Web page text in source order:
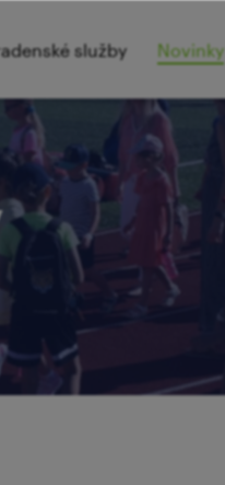
služby Novinky